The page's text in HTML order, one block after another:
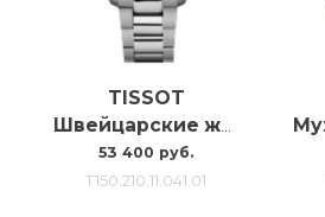
TISSOT
53 400 руб.
T150.210.11.041.01